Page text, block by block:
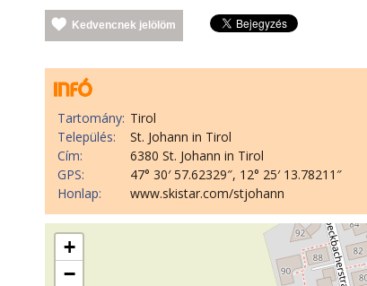
Kedvencnek jelölöm
Tartomány: Tirol
Település:
St. Johann in Tirol
Cím:
6380 St. Johann in Tirol
GPS:
47° 30′ 57.62329″, 12° 25′ 13.78211″
Honlap:
www.skistar.com/stjohann
+
−